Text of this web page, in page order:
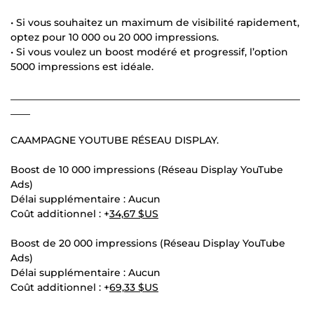
• Si vous souhaitez un maximum de visibilité rapidement,
optez pour 10 000 ou 20 000 impressions.
• Si vous voulez un boost modéré et progressif, l’option
5000 impressions est idéale.
CAAMPAGNE YOUTUBE RÉSEAU DISPLAY.
Boost de 10 000 impressions (Réseau Display YouTube
Ads)
Délai supplémentaire : Aucun
Coût additionnel : +34,67 $US
Boost de 20 000 impressions (Réseau Display YouTube
Ads)
Délai supplémentaire : Aucun
Coût additionnel : +69,33 $US